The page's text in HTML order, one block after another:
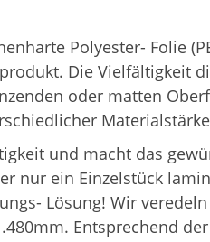
Polyester- Folie
Die Vielfältigkeit
oder matten
und macht das
nur ein Einzelstück
Lösung! Wir
Entsprechend